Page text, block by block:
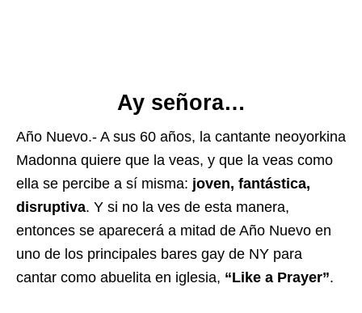
Ay señora…
Año Nuevo.- A sus 60 años, la cantante neoyorkina
Madonna quiere que la veas, y que la veas como
ella se percibe a sí misma: joven, fantástica,
disruptiva. Y si no la ves de esta manera,
entonces se aparecerá a mitad de Año Nuevo en
uno de los principales bares gay de NY para
cantar como abuelita en iglesia, “Like a Prayer”.